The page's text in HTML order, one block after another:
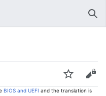
Watch Edit
BIOS and UEFI and the translation is